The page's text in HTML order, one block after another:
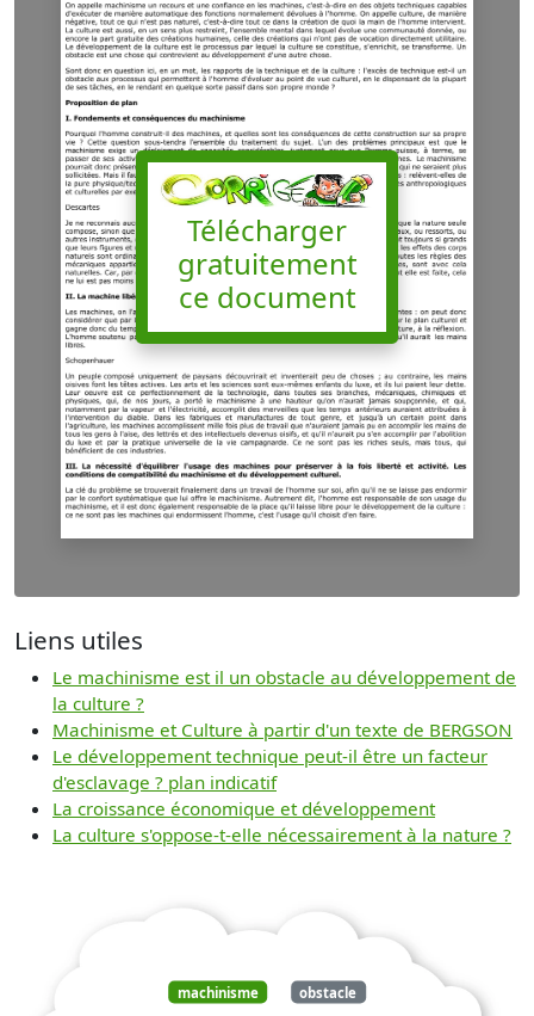
Télécharger
gratuitement
ce document
Liens utiles
Le machinisme est il un obstacle au développement de
la culture ?
Machinisme et Culture à partir d'un texte de BERGSON
Le développement technique peut-il être un facteur
d'esclavage ? plan indicatif
La croissance économique et développement
La culture s'oppose-t-elle nécessairement à la nature ?
machinisme obstacle